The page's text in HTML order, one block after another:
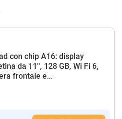
con chip A16: display
da 11'', 128 GB, Wi Fi 6,
frontale e...